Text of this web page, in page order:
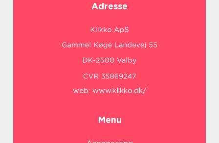
Adresse
web: www.klikko.dk/
Menu